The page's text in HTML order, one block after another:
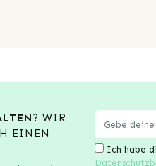
? WIR
EINEN
Ich habe